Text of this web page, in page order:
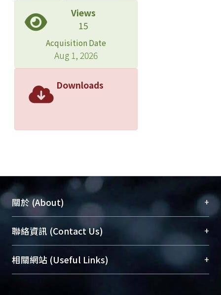
Views
15
Acquisition Date
Aug 1, 2026
Downloads
關於 (About) +
臺大位居世界頂尖大學之列，為永久珍藏及向國際
展現本校豐碩的研究成果及學術能量，圖書館整合
機構典藏（NTUR）與學術庫（AH）不同功能平
台，成為臺大學術典藏NTU scholars。期能整合研
聯絡資訊 (Contact Us) +
總館學科館員(Main Library)
醫學圖書館學科館員(Medical Library)
相關網站 (Useful Links) +